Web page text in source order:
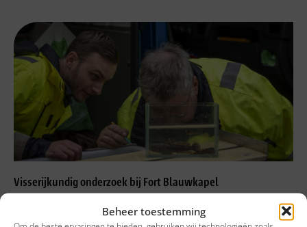
Beheer toestemming
Visserijkundig onderzoek bij Fort Blauwkapel
Op 4 november 2025 voerde de Sportvisunie, op verzoek van de